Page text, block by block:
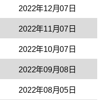
2022年12月07日
2022年11月07日
2022年10月07日
2022年09月08日
2022年08月05日